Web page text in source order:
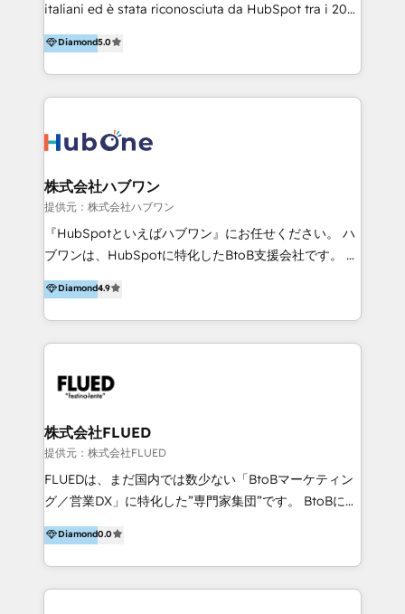
businesses globally for consistent delivery and high
client satisfaction. With deep HubSpot expertise and
your business with a proven and reliable HubSpot
Diamond Partner? 👉Connect with TRooInbound
today (https://www.trooinbound.com/contact-us)
italiani ed è stata riconosciuta da HubSpot tra i 20
migliori partner EMEA per la gestione del cliente.
Stiamo accompagnando oltre 100 aziende nella
digitalizzazione e ottimizzazione dei processi di
marketing e vendita. Il nostro metodo DAM è stato
mappatura dei canali di acquisizione dei contatti e
HubSpot come fornitore ufficiale per le integrazioni
tra il CRM e altri sistemi aziendali, tra cui SAP,
AS400, TeamSystem. HubSpot ci ha riconosciuto
come formatori ufficiali per l'adozione del CRM in
50% più alto tra i nostri clienti rispetto le altre
aziende. Lavoriamo con aziende B2B tra i 5 e i 35
massimizzare il ritorno sugli investimenti.
Diamond5.0
株式会社ハブワン
提供元：株式会社ハブワン
『HubSpotといえばハブワン』にお任せください。 ハ
ブワンは、HubSpotに特化したBtoB支援会社です。 ノ
ーコードCMS構築、CRM／MA／SFAの設計・運用、他
システムAPI連携・開発、営業定着支援、カスタマーサ
クセス体制の設計まで、ワンストップ完結できる支援体
制を整えています。 HubSpotの導入支援だけでなく、
ナリオ設計まで含めてご提案。「導入して終わり」では
と。それが、ハブワンのスタンスです。 また、
HubSpotはもちろん、ferret One、WordPress、
Movable Type（Power CMS）などの各種CMSを活用
し、延べ100社以上のBtoB企業のサイト制作経験をもと
ーコードテーマテンプレートを独自開発。 企業のさま
ざまな課題やニーズに対して「戦略、設計・デザイン、
Diamond4.9
株式会社FLUED
提供元：株式会社FLUED
FLUEDは、まだ国内では数少ない「BtoBマーケティン
グ／営業DX」に特化した”専門家集団”です。 BtoBに特
化し、WEB制作や広告運用などのオンライン施策か
ら、インサイドセールスや展示会などのオフライン施策
まで支援しています。 「経験豊富な”専門家集団”によ
るプロジェクト参加型の支援」で、戦略・企画などのコ
Diamond0.0